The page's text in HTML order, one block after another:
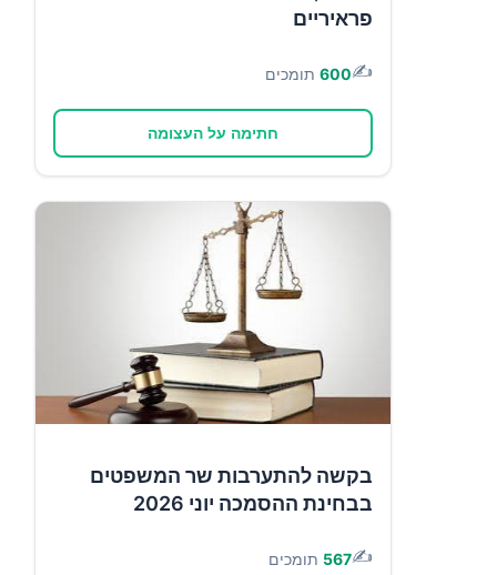
פראיריים
✍️
600 תומכים
חתימה על העצומה
בקשה להתערבות שר המשפטים
בבחינת ההסמכה יוני 2026
✍️
567 תומכים